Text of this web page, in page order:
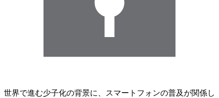
世界で進む少子化の背景に、スマートフォンの普及が関係し